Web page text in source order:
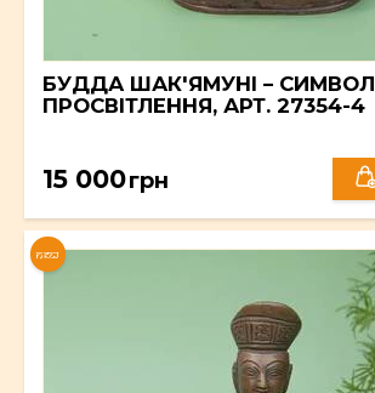
БУДДА ШАК'ЯМУНІ – СИМВОЛ
ПРОСВІТЛЕННЯ, АРТ. 27354-4
15 000грн
NEW